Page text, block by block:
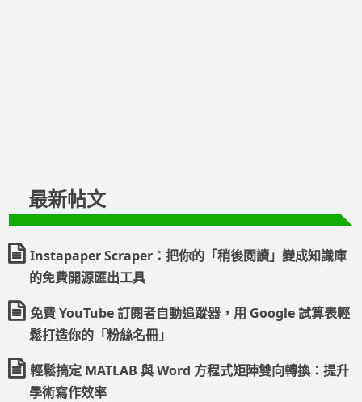
最新帖文
Instapaper Scraper：把你的「稍後閱讀」變成知識庫
的免費開源匯出工具
免費 YouTube 訂閱者自動追蹤器，用 Google 試算表輕
鬆打造你的「粉絲名冊」
輕鬆搞定 MATLAB 與 Word 方程式矩陣雙向轉換：提升
學術寫作效率